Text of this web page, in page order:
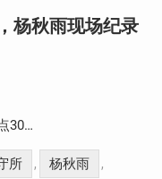
杨秋雨现场纪录
30…
所 , 杨秋雨 ,